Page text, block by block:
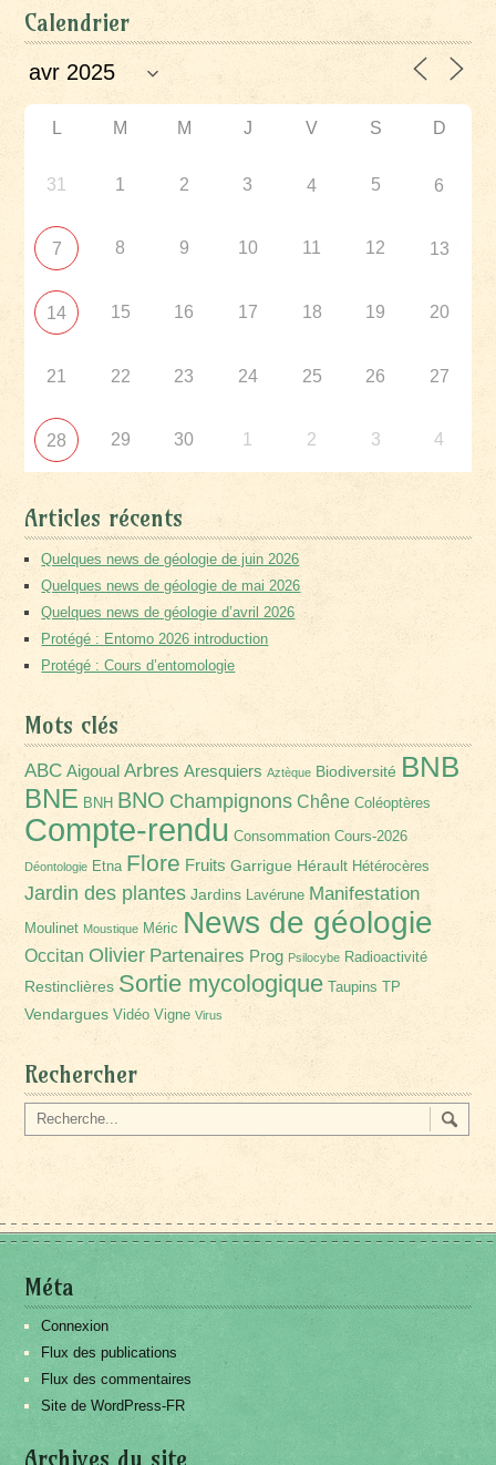
Calendrier
L M M J V S D
31 1 2 3 4 5 6
7 8 9 10 11 12 13
14 15 16 17 18 19 20
21 22 23 24 25 26 27
28 29 30 1 2 3 4
Articles récents
Quelques news de géologie de juin 2026
Quelques news de géologie de mai 2026
Quelques news de géologie d’avril 2026
Protégé : Entomo 2026 introduction
Protégé : Cours d’entomologie
Mots clés
ABC Aigoual Arbres Aresquiers Aztèque Biodiversité BNB
BNE BNH BNO Champignons Chêne Coléoptères
Compte-rendu Consommation Cours-2026
Déontologie Etna Flore Fruits Garrigue Hérault Hétérocères
Jardin des plantes Jardins Lavérune Manifestation
Moulinet Moustique Méric News de géologie
Occitan Olivier Partenaires Prog Psilocybe Radioactivité
Restinclières Sortie mycologique Taupins TP
Vendargues Vidéo Vigne Virus
Rechercher
Méta
Connexion
Flux des publications
Flux des commentaires
Site de WordPress-FR
Archives du site